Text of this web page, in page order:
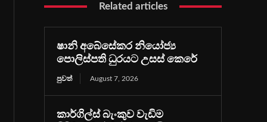
Related articles
ෂානි අබේසේකර නියෝජ්‍ය
පොලිස්පති ධුරයට උසස් කෙරේ
පුවත් August 7, 2026
කාර්ගිල්ස් බැංකුව වැඩිම